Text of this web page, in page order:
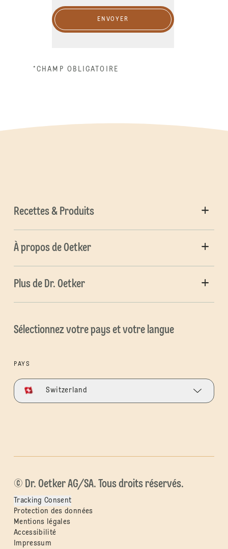
ENVOYER
*CHAMP OBLIGATOIRE
Recettes & Produits
À propos de Oetker
Plus de Dr. Oetker
Sélectionnez votre pays et votre langue
PAYS
Switzerland
© Dr. Oetker AG/SA. Tous droits réservés.
Tracking Consent
Protection des données
Mentions légales
Accessibilité
Impressum